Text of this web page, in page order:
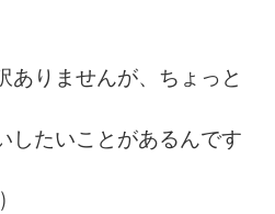
ありませんが、ちょっと
したいことがあるんです